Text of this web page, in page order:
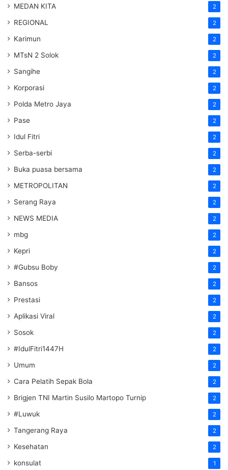
MEDAN KITA 2
REGIONAL 2
Karimun 2
MTsN 2 Solok 2
Sangihe 2
Korporasi 2
Polda Metro Jaya 2
Pase 2
Idul Fitri 2
Serba-serbi 2
Buka puasa bersama 2
METROPOLITAN 2
Serang Raya 2
NEWS MEDIA 2
mbg 2
Kepri 2
#Gubsu Boby 2
Bansos 2
Prestasi 2
Aplikasi Viral 2
Sosok 2
#IdulFitri1447H 2
Umum 2
Cara Pelatih Sepak Bola 2
Brigjen TNI Martin Susilo Martopo Turnip 2
#Luwuk 2
Tangerang Raya 2
Kesehatan 2
konsulat 1